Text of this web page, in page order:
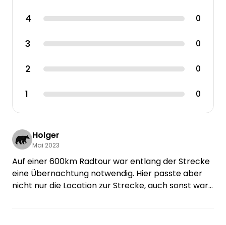
4 0
3 0
2 0
1 0
Holger
Mai 2023
Auf einer 600km Radtour war entlang der Strecke
eine Übernachtung notwendig. Hier passte aber
nicht nur die Location zur Strecke, auch sonst war
cooler Klappfix und weil die Tanke schon zu hatte,